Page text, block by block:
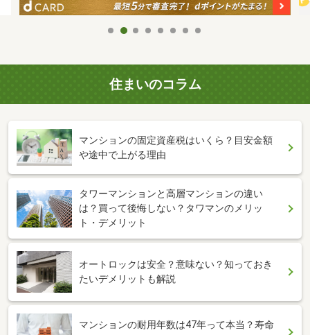
住まいのコラム
マンションの固定資産税はいくら？目安金額
や途中で上がる理由
タワーマンションと高層マンションの違い
は？買って後悔しない？タワマンのメリッ
ト・デメリット
オートロックは安全？意味ない？知っておき
たいデメリットも解説
マンションの耐用年数は47年って本当？寿命